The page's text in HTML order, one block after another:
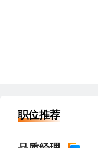
职位推荐